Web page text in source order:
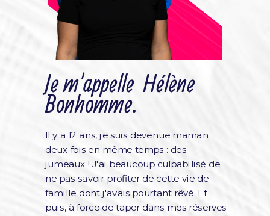
Je m'appelle Hélène
Bonhomme.
Il y a 12 ans, je suis devenue maman
deux fois en même temps : des
jumeaux ! J'ai beaucoup culpabilisé de
ne pas savoir profiter de cette vie de
famille dont j'avais pourtant rêvé. Et
puis, à force de taper dans mes réserves